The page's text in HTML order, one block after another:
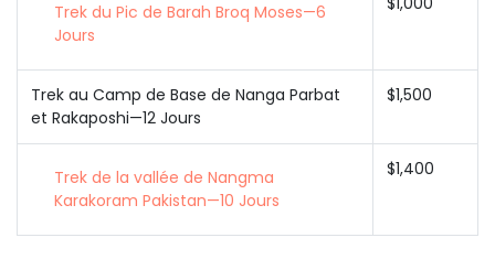
Trek du Pic de Barah Broq Moses—6
Jours
Trek au Camp de Base de Nanga Parbat
et Rakaposhi—12 Jours
$1,500
Trek de la vallée de Nangma
Karakoram Pakistan—10 Jours
$1,400